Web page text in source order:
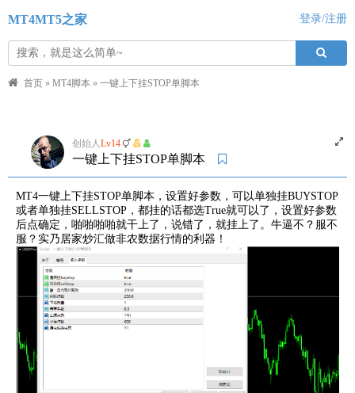
MT4MT5之家 登录/注册
首页 » MT4脚本 » 一键上下挂STOP单脚本
创始人Lv14
一键上下挂STOP单脚本
MT4一键上下挂STOP单脚本，设置好参数，可以单独挂BUYSTOP
或者单独挂SELLSTOP，都挂的话都选True就可以了，设置好参数
后点确定，啪啪啪啪就干上了，说错了，就挂上了。牛逼不？服不
服？实乃居家炒汇做非农数据行情的利器！